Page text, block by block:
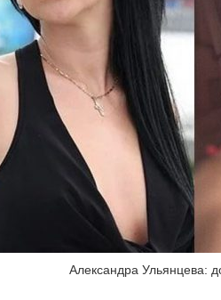
Александра Ульянцева: